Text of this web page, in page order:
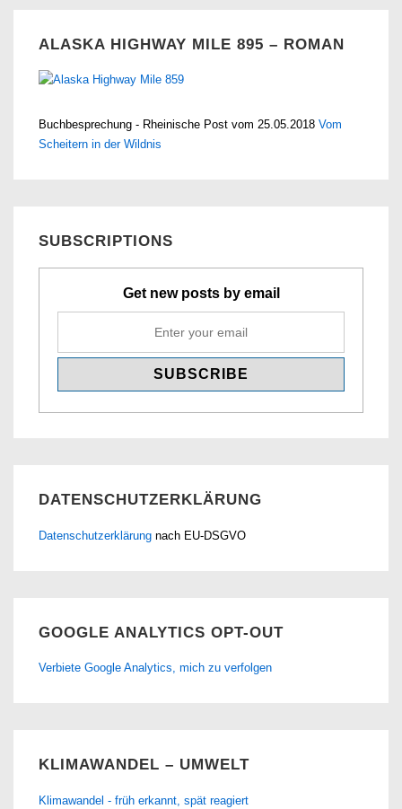
ALASKA HIGHWAY MILE 895 – ROMAN
Buchbesprechung - Rheinische Post vom 25.05.2018 Vom
Scheitern in der Wildnis
SUBSCRIPTIONS
Get new posts by email
DATENSCHUTZERKLÄRUNG
Datenschutzerklärung nach EU-DSGVO
GOOGLE ANALYTICS OPT-OUT
Verbiete Google Analytics, mich zu verfolgen
KLIMAWANDEL – UMWELT
Klimawandel - früh erkannt, spät reagiert